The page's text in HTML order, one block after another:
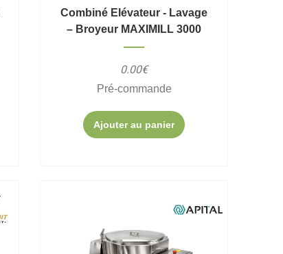
Combiné Elévateur - Lavage
– Broyeur MAXIMILL 3000
0.00€
Pré-commande
Ajouter au panier